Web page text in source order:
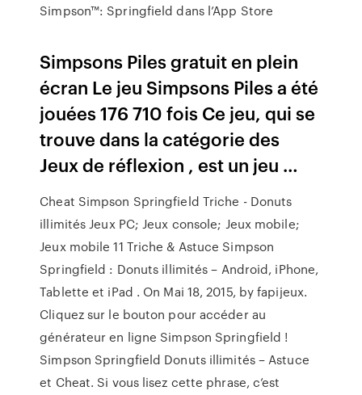
Simpson™: Springfield dans l’App Store
Simpsons Piles gratuit en plein
écran Le jeu Simpsons Piles a été
jouées 176 710 fois Ce jeu, qui se
trouve dans la catégorie des
Jeux de réflexion , est un jeu …
Cheat Simpson Springfield Triche - Donuts
illimités Jeux PC; Jeux console; Jeux mobile;
Jeux mobile 11 Triche & Astuce Simpson
Springfield : Donuts illimités – Android, iPhone,
Tablette et iPad . On Mai 18, 2015, by fapijeux.
Cliquez sur le bouton pour accéder au
générateur en ligne Simpson Springfield !
Simpson Springfield Donuts illimités – Astuce
et Cheat. Si vous lisez cette phrase, c’est